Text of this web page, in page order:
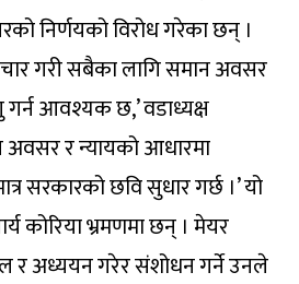
निर्णयको विरोध गरेका छन् ।
गरी सबैका लागि समान अवसर
गर्न आवश्यक छ,’ वडाध्यक्ष
अवसर र न्यायको आधारमा
सरकारको छवि सुधार गर्छ ।’ यो
कोरिया भ्रमणमा छन् । मेयर
अध्ययन गरेर संशोधन गर्ने उनले